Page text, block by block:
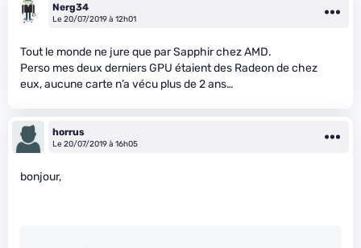
Nerg34
Le 20/07/2019 à 12h01
Tout le monde ne jure que par Sapphir chez AMD.
Perso mes deux derniers GPU étaient des Radeon de chez
eux, aucune carte n’a vécu plus de 2 ans…
horrus
Le 20/07/2019 à 16h05
bonjour,